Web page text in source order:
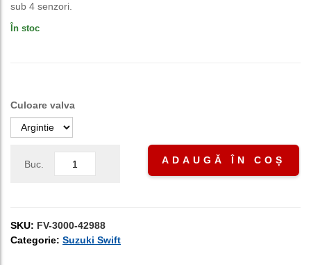
sub 4 senzori.
În stoc
Culoare valva
Buc. ADAUGĂ ÎN COȘ
SKU: FV-3000-42988
Categorie: Suzuki Swift